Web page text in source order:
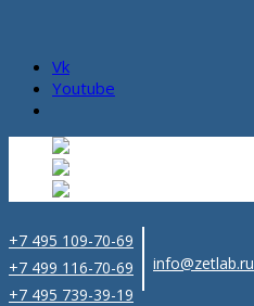
Vk
Youtube
+7 495 109-70-69
+7 499 116-70-69
+7 495 739-39-19
info@zetlab.ru